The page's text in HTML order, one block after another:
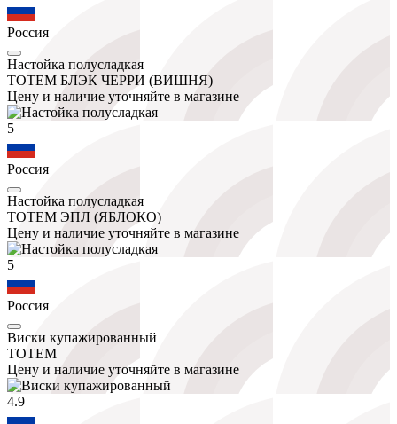
Россия
Настойка полусладкая
ТОТЕМ БЛЭК ЧЕРРИ (ВИШНЯ)
Цену и наличие уточняйте в магазине
5
Россия
Настойка полусладкая
ТОТЕМ ЭПЛ (ЯБЛОКО)
Цену и наличие уточняйте в магазине
5
Россия
Виски купажированный
ТОТЕМ
Цену и наличие уточняйте в магазине
4.9